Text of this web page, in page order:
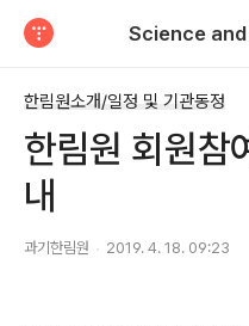
Science
한림원소개/일정 및 기관동정
한림원 회원참
내
과기한림원 2019. 4. 18. 09:23